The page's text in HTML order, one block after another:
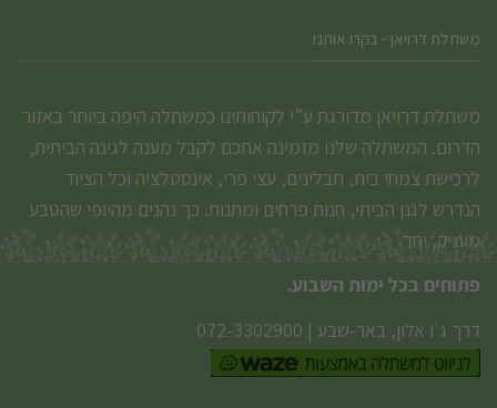
משתלת דרויאן - בקרו אותנו
משתלת דרויאן מדורגת ע”י לקוחותינו כמשתלה היפה ביותר באזור
הדרום. המשתלה שלנו מזמינה אתכם לקבל מענה לגינה הביתית,
לרכישת צמחי בית, תבלינים, עצי פרי, אינסטלציה וכל הציוד
הנדרש לגנן הביתי, חנות פרחים ומתנות. כך נהנים מהיופי שהטבע
מעניק, יחד.
פתוחים בכל ימות השבוע.
דרך ג'ו אלון, באר-שבע |
072-3302900